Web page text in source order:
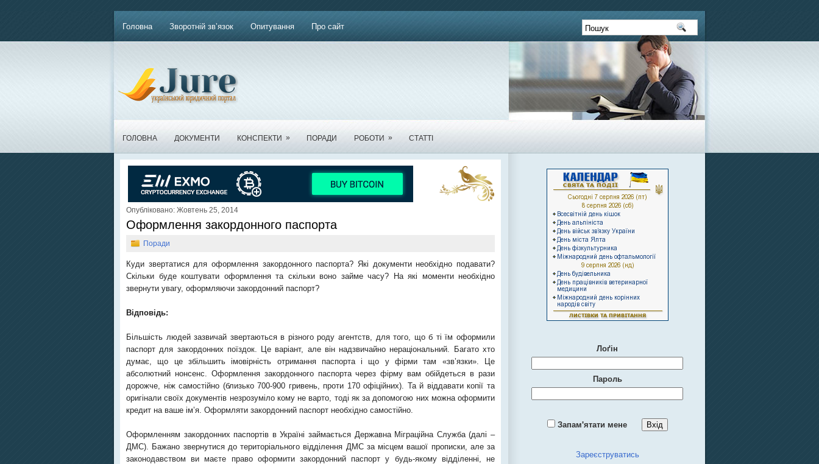
Головна Зворотній зв’язок Опитування Про сайт
ГОЛОВНА ДОКУМЕНТИ КОНСПЕКТИ » ПОРАДИ РОБОТИ » СТАТТІ
Опубліковано: Жовтень 25, 2014
Оформлення закордонного паспорта
Поради
Куди звертатися для оформлення закордонного паспорта? Які документи необхідно подавати?
Скільки буде коштувати оформлення та скільки воно займе часу? На які моменти необхідно
звернути увагу, оформляючи закордонний паспорт?
Відповідь:
Більшість людей зазвичай звертаються в різного роду агентств, для того, що б ті їм оформили
паспорт для закордонних поїздок. Це варіант, але він надзвичайно нераціональний. Багато хто
думає, що це збільшить імовірність отримання паспорта і що у фірми там «зв’язки». Це
абсолютний нонсенс. Оформлення закордонного паспорта через фірму вам обійдеться в рази
дорожче, ніж самостійно (близько 700-900 гривень, проти 170 офіційних). Та й віддавати копії та
оригінали своїх документів незрозуміло кому не варто, тоді як за допомогою них можна оформити
кредит на ваше ім’я. Оформляти закордонний паспорт необхідно самостійно.
Оформленням закордонних паспортів в Україні займається Державна Міграційна Служба (далі –
ДМС). Бажано звернутися до територіального відділення ДМС за місцем вашої прописки, але за
законодавством ви маєте право оформити закордонний паспорт у будь-якому відділенні, не
Лоґін
Пароль
Запам'ятати мене
Зареєструватись